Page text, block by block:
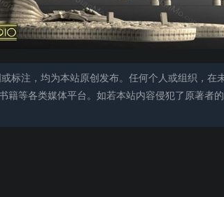
标注，均为本站原创发布。任何个人或组织，在
籍等各类媒体平台。如若本站内容侵犯了原著者